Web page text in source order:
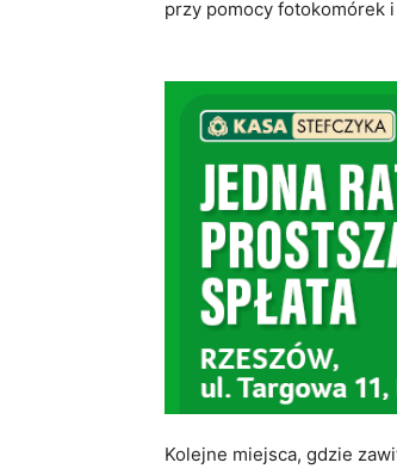
przy pomocy fotokomórek
Kolejne miejsca, gdzie